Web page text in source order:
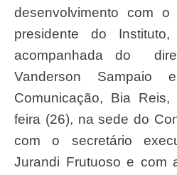
desenvolvimento com
presidente do Instituto,
acompanhada do
Vanderson
Comunicação, Bia
feira (26), na sede do
com o secretário
Jurandi Frutuoso e com